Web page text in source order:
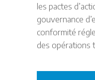
les pactes
gouvernance
conformité
des opérations